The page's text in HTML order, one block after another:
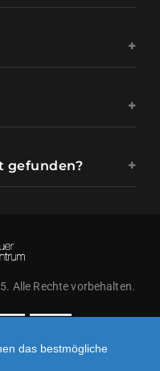
gefunden?
Alle Rechte vorbehalten.
das bestmögliche